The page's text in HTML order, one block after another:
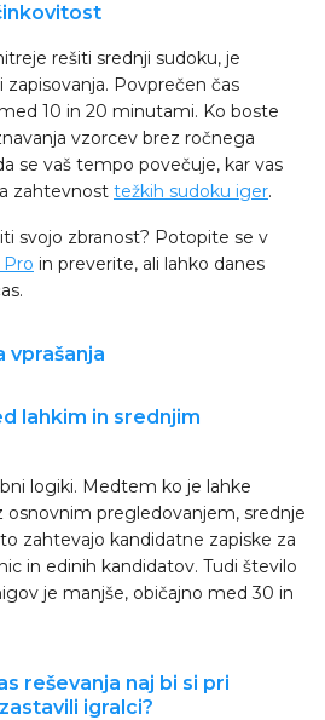
rešiti srednji sudoku, je
Povprečen čas
10 in 20 minutami. Ko boste
vzorcev brez ročnega
se vaš tempo povečuje, kar vas
zahtevnost težkih sudoku iger.
svojo zbranost? Potopite se v
in preverite, ali lahko danes
vprašanja
lahkim in srednjim
logiki. Medtem ko je lahke
pregledovanjem, srednje
zahtevajo kandidatne zapiske za
in edinih kandidatov. Tudi število
je manjše, običajno med 30 in
reševanja naj bi si pri
igralci?